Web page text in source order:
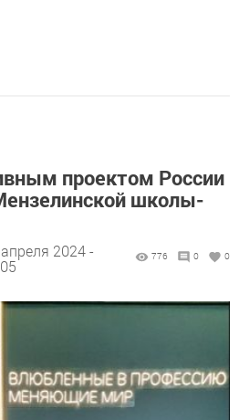
проектом России
школы-
2024 -
776 0 0